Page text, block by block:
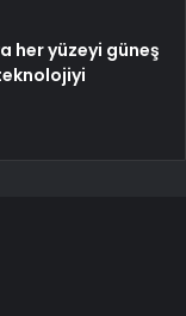
her yüzeyi güneş